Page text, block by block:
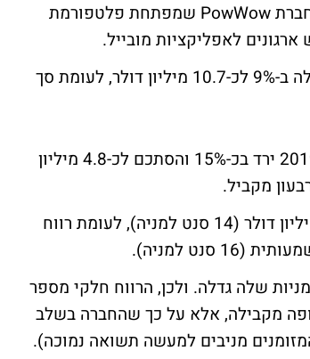
הוצאות חד פעמיות של כמיליון דולר שנרשמו במסגרת רכישת חברת PowWow שמפתחת פלטפורמת
לאפליקציות מובייל.
הרווח התפעולי על בסיס Non-GAAP ברבעון השני של 2019 עלה ב-9% לכ-10.7 מיליון דולר, לעומת סך
הרווח הנקי המיוחס לבעלי המניות של מג'יק ברבעון השני של 2019 ירד בכ-15% והסתכם לכ-4.8 מיליון
הרווח הנקי על בסיס Non-GAAP נותר כמעט ללא שינוי - 7.1 מיליון דולר (14 סנט למניה), לעומת רווח
שלה גדלה. ולכן, הרווח חלקי מספר
מקבילה, אלא על כך שהחברה בשלב
מניבים למעשה תשואה נמוכה).